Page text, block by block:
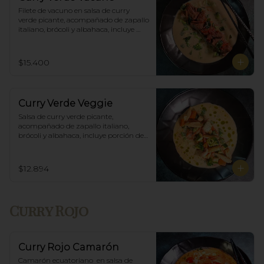
Filete de vacuno en salsa de curry
verde picante, acompañado de zapallo
italiano, brócoli y albahaca, incluye
$15.400
Curry Verde Veggie
Salsa de curry verde picante,
acompañado de zapallo italiano,
brócoli y albahaca, incluye porción de
$12.894
Curry Rojo
Curry Rojo Camarón
Camarón ecuatoriano  en salsa de